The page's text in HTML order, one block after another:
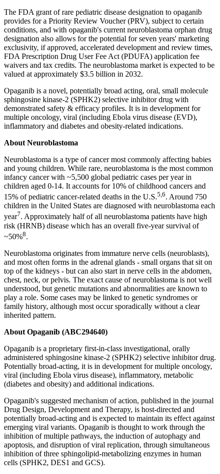
The FDA grant of rare pediatric disease designation to opaganib
provides for a Priority Review Voucher (PRV), subject to certain
conditions, and with opaganib's current neuroblastoma orphan drug
designation also allows for the potential for seven years' marketing
exclusivity, if approved, accelerated development and review times,
FDA Prescription Drug User Fee Act (PDUFA) application fee
waivers and tax credits. The neuroblastoma market is expected to be
valued at approximately $3.5 billion in 2032.
Opaganib is a novel, potentially broad acting, oral, small molecule
sphingosine kinase-2 (SPHK2) selective inhibitor drug with
demonstrated safety & efficacy profiles. It is in development for
multiple oncology, viral (including Ebola virus disease (EVD),
inflammatory and diabetes and obesity-related indications.
About Neuroblastoma
Neuroblastoma is a type of cancer most commonly affecting babies
and young children. While rare, neuroblastoma is the most common
infancy cancer with ~5,500 global pediatric cases per year in
children aged 0-14. It accounts for 10% of childhood cancers and
15% of pediatric cancer-related deaths in the U.S.5,6. Around 750
children in the United States are diagnosed with neuroblastoma each
year7. Approximately half of all neuroblastoma patients have high
risk (HRNB) disease which has an overall five-year survival of
~50%8.
Neuroblastoma originates from immature nerve cells (neuroblasts),
and most often forms in the adrenal glands - small organs that sit on
top of the kidneys - but can also start in nerve cells in the abdomen,
chest, neck, or pelvis. The exact cause of neuroblastoma is not well
understood, but genetic mutations and abnormalities are known to
play a role. Some cases may be linked to genetic syndromes or
family history, although most occur sporadically without a clear
inherited pattern.
About Opaganib (ABC294640)
Opaganib is a proprietary first-in-class investigational, orally
administered sphingosine kinase-2 (SPHK2) selective inhibitor drug.
Potentially broad-acting, it is in development for multiple oncology,
viral (including Ebola virus disease), inflammatory, metabolic
(diabetes and obesity) and additional indications.
Opaganib's suggested mechanism of action, published in the journal
Drug Design, Development and Therapy, is host-directed and
potentially broad-acting and is expected to maintain its effect against
emerging viral variants. Opaganib is thought to work through the
inhibition of multiple pathways, the induction of autophagy and
apoptosis, and disruption of viral replication, through simultaneous
inhibition of three sphingolipid-metabolizing enzymes in human
cells (SPHK2, DES1 and GCS).